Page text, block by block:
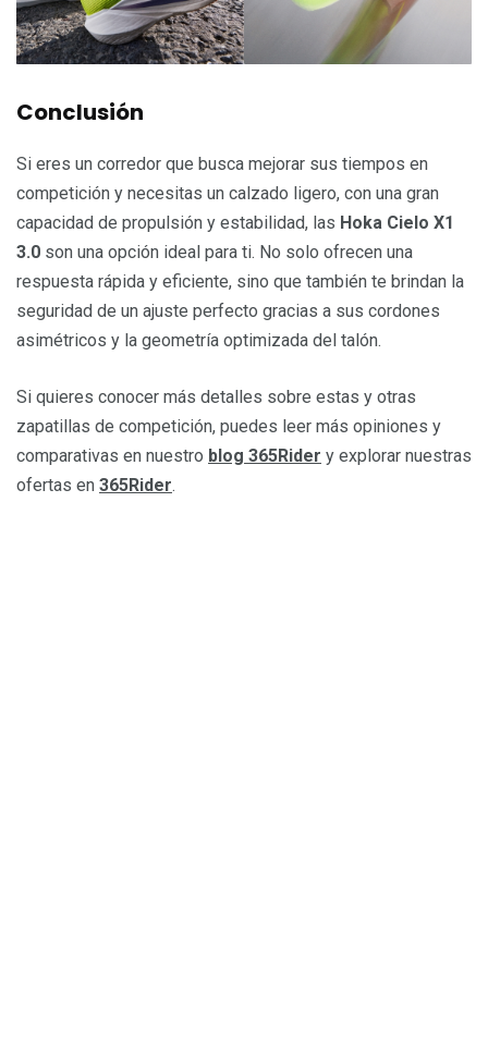
Conclusión
Si eres un corredor que busca mejorar sus tiempos en
competición y necesitas un calzado ligero, con una gran
capacidad de propulsión y estabilidad, las Hoka Cielo X1
3.0 son una opción ideal para ti. No solo ofrecen una
respuesta rápida y eficiente, sino que también te brindan la
seguridad de un ajuste perfecto gracias a sus cordones
asimétricos y la geometría optimizada del talón.
Si quieres conocer más detalles sobre estas y otras
zapatillas de competición, puedes leer más opiniones y
comparativas en nuestro blog 365Rider y explorar nuestras
ofertas en 365Rider.